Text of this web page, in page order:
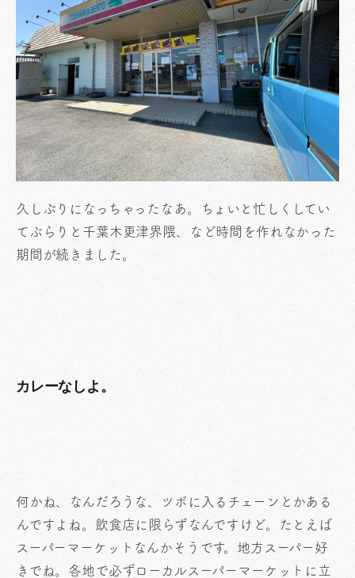
久しぶりになっちゃったなあ。ちょいと忙しくしてい
てぶらりと千葉木更津界隈、など時間を作れなかった
期間が続きました。
カレーなしよ。
何かね、なんだろうな、ツボに入るチェーンとかある
んですよね。飲食店に限らずなんですけど。たとえば
スーパーマーケットなんかそうです。地方スーパー好
きでね。各地で必ずローカルスーパーマーケットに立